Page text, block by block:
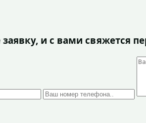
заявку, и с вами свяжется